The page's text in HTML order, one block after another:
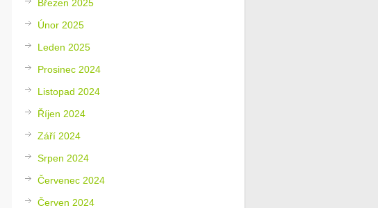
Březen 2025
Únor 2025
Leden 2025
Prosinec 2024
Listopad 2024
Říjen 2024
Září 2024
Srpen 2024
Červenec 2024
Červen 2024